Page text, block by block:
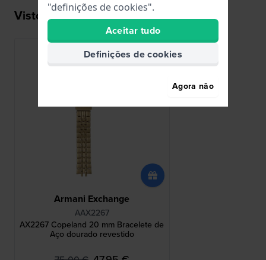
Visto recentemente
Armani Exchange
AAX2267
AX2267 Copeland 20 mm Bracelete de
Aço dourado revestido
"definições de cookies".
Aceitar tudo
Definições de cookies
Agora não